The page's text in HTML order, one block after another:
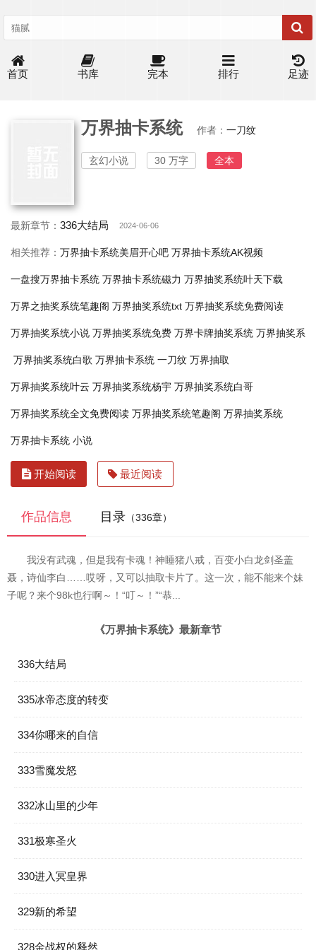
首页 书库 完本 排行 足迹
万界抽卡系统 作者： 一刀纹
玄幻小说 30 万字 全本
最新章节： 336大结局 2024-06-06
相关推荐： 万界抽卡系统美眉开心吧 万界抽卡系统AK视频
一盘搜万界抽卡系统 万界抽卡系统磁力 万界抽奖系统叶天下载
万界之抽奖系统笔趣阁 万界抽奖系统txt 万界抽奖系统免费阅读
万界抽奖系统小说 万界抽奖系统免费 万界卡牌抽奖系统 万界抽奖系
万界抽奖系统白歌 万界抽卡系统 一刀纹 万界抽取
万界抽奖系统叶云 万界抽奖系统杨宇 万界抽奖系统白哥
万界抽奖系统全文免费阅读 万界抽奖系统笔趣阁 万界抽奖系统
万界抽卡系统 小说
开始阅读 最近阅读
作品信息 目录 （336章）
我没有武魂，但是我有卡魂！神睡猪八戒，百变小白龙剑圣盖
聂，诗仙李白……哎呀，又可以抽取卡片了。这一次，能不能来个妹
子呢？来个98k也行啊～！“叮～！”“恭...
《万界抽卡系统》最新章节
336大结局
335冰帝态度的转变
334你哪来的自信
333雪魔发怒
332冰山里的少年
331极寒圣火
330进入冥皇界
329新的希望
328金战权的释然